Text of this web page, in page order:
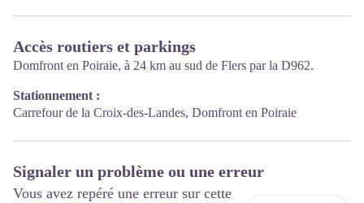
Accès routiers et parkings
Domfront en Poiraie, à 24 km au sud de Flers par la D962.
Stationnement :
Carrefour de la Croix-des-Landes, Domfront en Poiraie
Signaler un problème ou une erreur
Vous avez repéré une erreur sur cette